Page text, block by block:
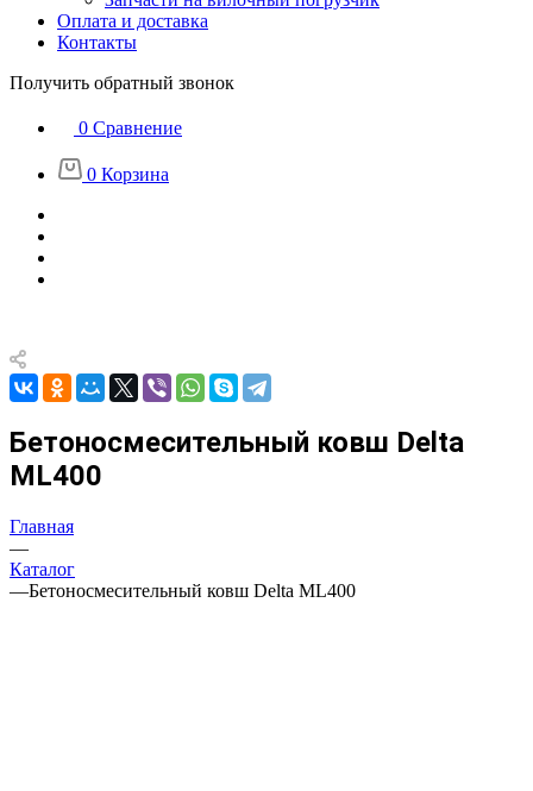
Оплата и доставка
Контакты
Получить обратный звонок
0 Сравнение
0 Корзина
Бетоносмесительный ковш Delta
ML400
Главная
—
Каталог
—Бетоносмесительный ковш Delta ML400